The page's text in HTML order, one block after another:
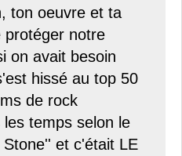
ton oeuvre et ta
protéger notre
on avait besoin
hissé au top 50
de rock
temps selon le
et c'était LE